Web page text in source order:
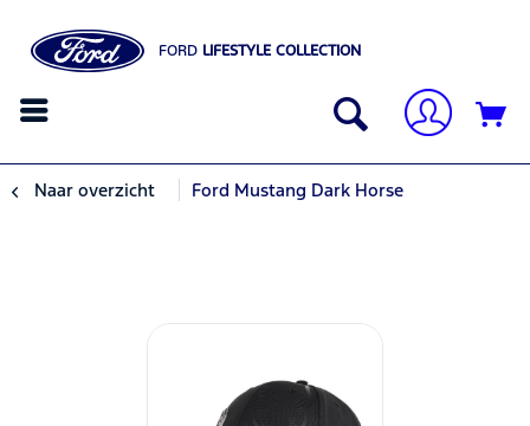
FORD LIFESTYLE COLLECTION
Naar overzicht Ford Mustang Dark Horse